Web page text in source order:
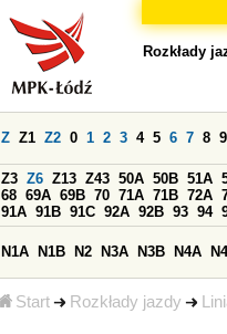
Start Rozkłady jazdy
Rozkłady
Z Z1 Z2 0 1 2 3 4 5 6 7 8 9
Z3 Z6 Z13 Z43 50A 50B 51A
68 69A 69B 70 71A 71B 72A
91A 91B 91C 92A 92B 93 94
N1A N1B N2 N3A N3B N4A